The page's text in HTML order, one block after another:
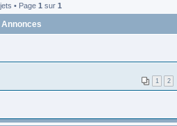
• Page 1 sur 1
Annonces
1 2